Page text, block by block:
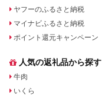
ヤフーのふるさと納税
マイナビふるさと納税
ポイント還元キャンペーン
人気の返礼品から探す
牛肉
いくら